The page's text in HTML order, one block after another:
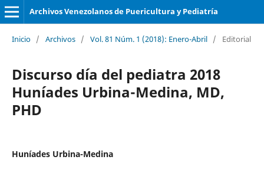
Archivos Venezolanos de Puericultura y Pediatría
Inicio / Archivos / Vol. 81 Núm. 1 (2018): Enero-Abril / Editorial
Discurso día del pediatra 2018
Huníades Urbina-Medina, MD,
PHD
Huníades Urbina-Medina